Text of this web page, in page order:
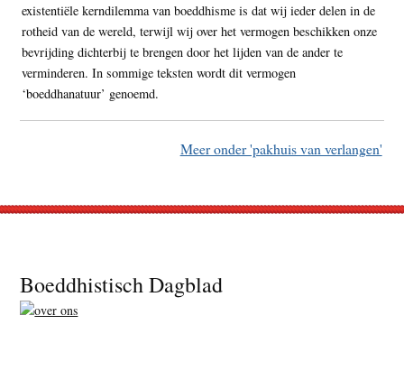
existentiële kerndilemma van boeddhisme is dat wij ieder delen in de
rotheid van de wereld, terwijl wij over het vermogen beschikken onze
bevrijding dichterbij te brengen door het lijden van de ander te
verminderen. In sommige teksten wordt dit vermogen
‘boeddhanatuur’ genoemd.
Meer onder 'pakhuis van verlangen'
Footer
Boeddhistisch Dagblad